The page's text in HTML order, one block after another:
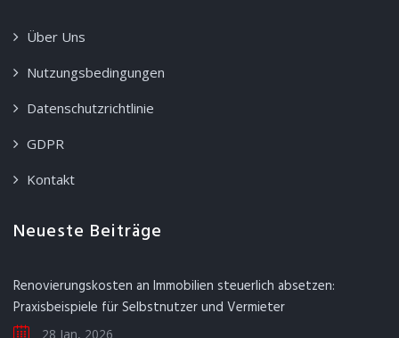
Über Uns
Nutzungsbedingungen
Datenschutzrichtlinie
GDPR
Kontakt
Neueste Beiträge
Renovierungskosten an Immobilien steuerlich absetzen:
Praxisbeispiele für Selbstnutzer und Vermieter
28 Jan, 2026